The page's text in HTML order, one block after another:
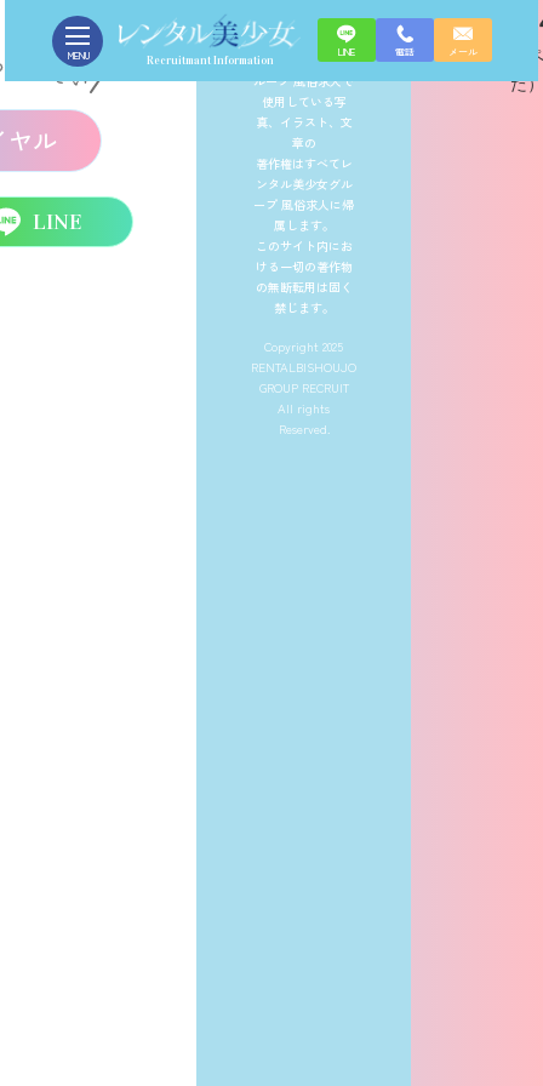
LINE 電話 メール
Recruitmant Information
MENU CONTACT 面接の方法
（
た）
ヤル
LINE
レンタル美少女グ
ループ 風俗求人で
使用している写
真、イラスト、文
章の
著作権はすべてレ
ンタル美少女グル
ープ 風俗求人に帰
属します。
このサイト内にお
ける一切の著作物
の無断転用は固く
禁じます。
Copyright 2025
RENTALBISHOUJO
GROUP RECRUIT
All rights
Reserved.